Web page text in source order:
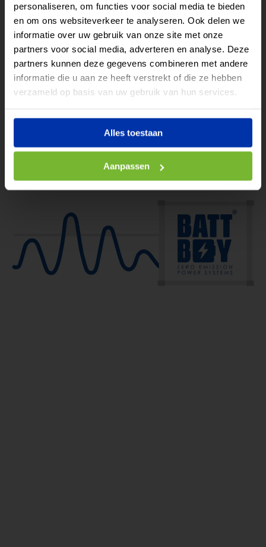
personaliseren, om functies voor social media te bieden
en om ons websiteverkeer te analyseren. Ook delen we
informatie over uw gebruik van onze site met onze
partners voor social media, adverteren en analyse. Deze
partners kunnen deze gegevens combineren met andere
informatie die u aan ze heeft verstrekt of die ze hebben
verzameld op basis van uw gebruik van hun services.
Alles toestaan
Aanpassen
Peakshaving
Door congestie in het lichtnet krijgen veel bedrijven geen
toestemming voor een aansluiting boven 3 x 80A. Iedere
lichtnetaansluiting is gebaseerd op het hoogste
piekverbruik. Door
het toepassen van onze BATTBOY Zero Emission Power
Systems kunt u tot 63A peakshaven of toevoegen aan uw
lichtnet. De BATTBOY accu container balanceert dan de
pieken in uw verbruik en opbrengst zodat het verhogen
van uw aansluiting voorkomen kan worden.
Huur of lease eenvoudig
een batterij voor elk
project.
Lees meer
Of bel direct: 085 – 029 18